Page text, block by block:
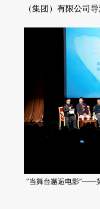
（集团）有限公司
“当舞台邂逅电影”——